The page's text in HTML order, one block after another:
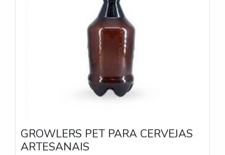
GROWLERS PET PARA CERVEJAS
ARTESANAIS